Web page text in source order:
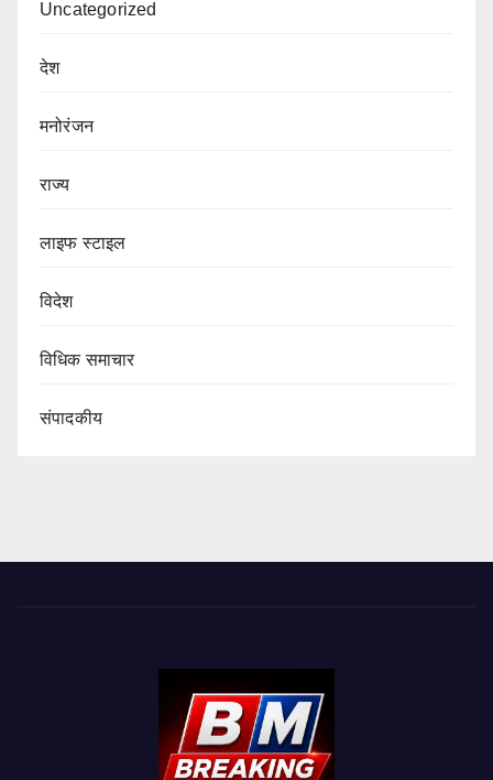
Uncategorized
देश
मनोरंजन
राज्य
लाइफ स्टाइल
विदेश
विधिक समाचार
संपादकीय